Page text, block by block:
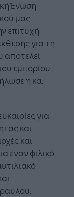
Ένωση
μας
επιτυχή
για τη
αποτελεί
εμπορίου
η κα.
για
και
και
έναν φιλικό